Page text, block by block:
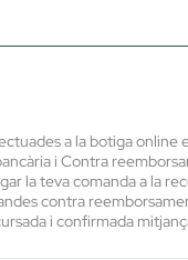
a la botiga online
i Contra
la teva comanda a la
contra
i confirmada